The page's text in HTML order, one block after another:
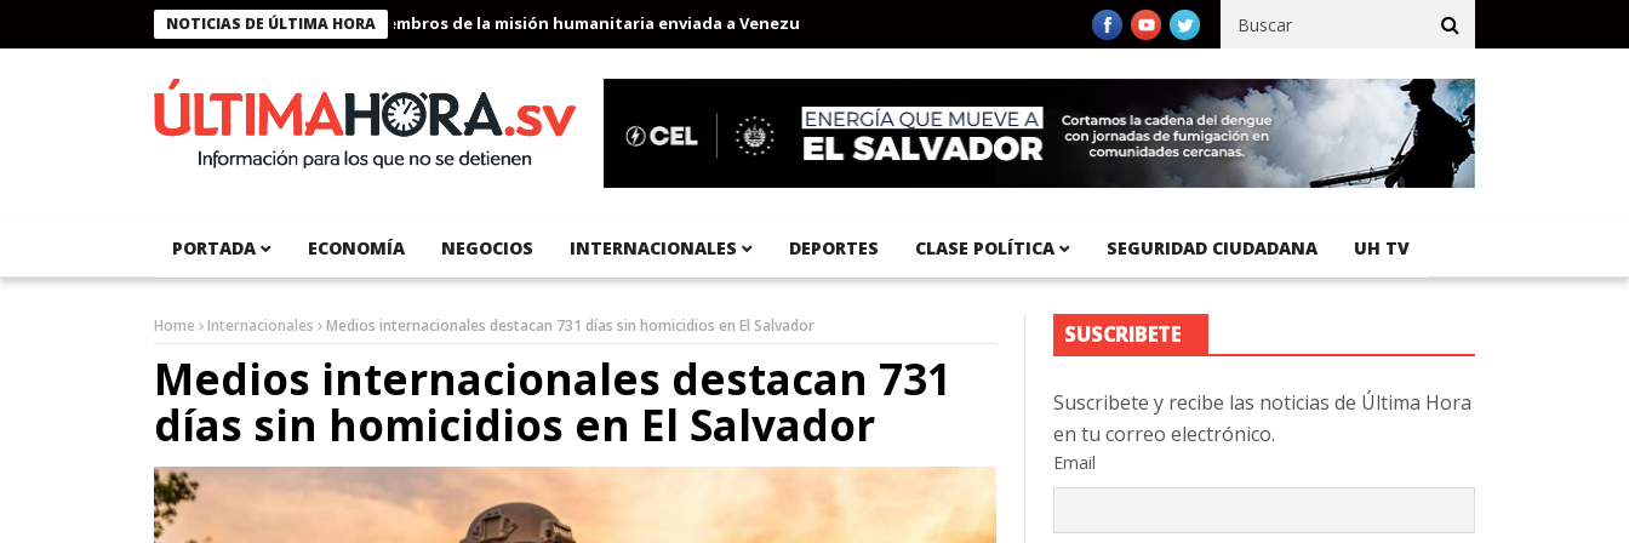
NOTICIAS DE ÚLTIMA HORA
Presidente Bukele condecora a miembros de la misión humanitaria enviada a Venezuela Aeropuerto Internacional del Pacífico registra 92 % de avance en obras de terracería
PORTADA ECONOMÍA NEGOCIOS INTERNACIONALES DEPORTES CLASE POLÍTICA SEGURIDAD CIUDADANA UH TV
Home Internacionales Medios internacionales destacan 731 días sin homicidios en El Salvador
Medios internacionales destacan 731
días sin homicidios en El Salvador
SUSCRIBETE
Suscribete y recibe las noticias de Última Hora
en tu correo electrónico.
Email